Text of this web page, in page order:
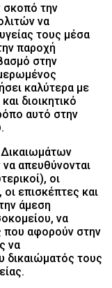
σκοπό την
να
τους μέσα
παροχή
στην
καλύτερα με
διοικητικό
αυτό στην
απευθύνονται
οι
επισκέπτες και
άμεση
να
που αφορούν στην
να
δικαιώματός τους